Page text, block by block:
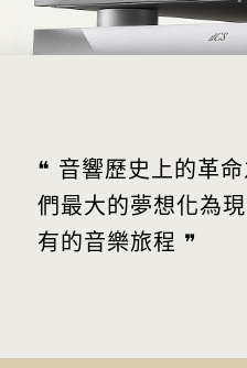
❝ 音響歷史上的革
們最大的夢想化為
有的音樂旅程 ❞